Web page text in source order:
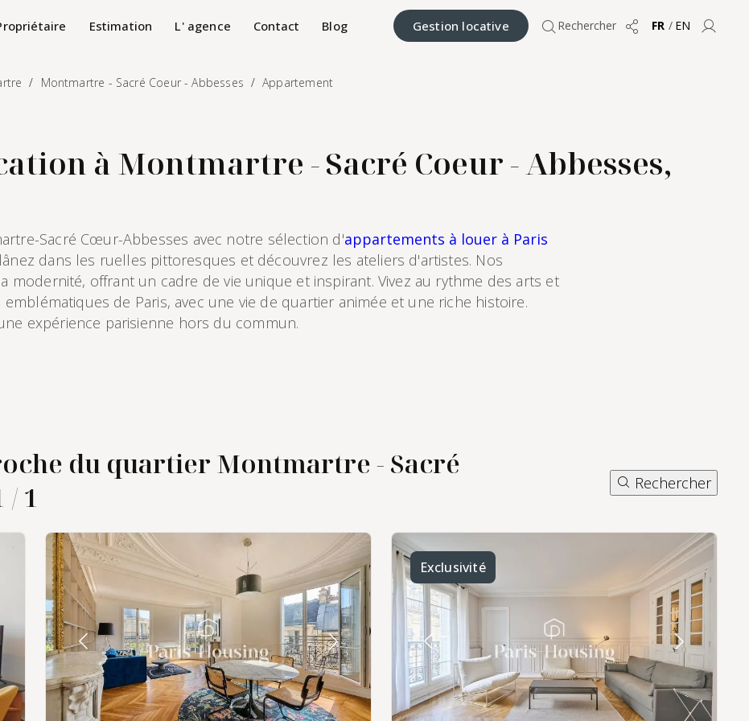
Estimation L' agence Contact Blog Gestion locative Rechercher Partager
FR / EN
Montmartre - Sacré Coeur - Abbesses Appartement
à Montmartre - Sacré Coeur - Abbesses,
Sacré Cœur-Abbesses avec notre sélection d'appartements à louer à Paris
dans les ruelles pittoresques et découvrez les ateliers d'artistes. Nos
offrant un cadre de vie unique et inspirant. Vivez au rythme des arts et
de Paris, avec une vie de quartier animée et une riche histoire.
expérience parisienne hors du commun.
du quartier Montmartre - Sacré
/ 1
Rechercher
Exclusivité